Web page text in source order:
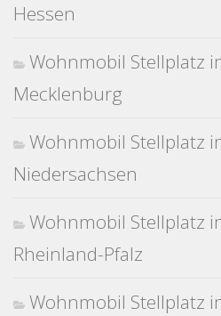
Hessen
Wohnmobil Stellplatz
Mecklenburg
Wohnmobil Stellplatz
Niedersachsen
Wohnmobil Stellplatz
Rheinland-Pfalz
Wohnmobil Stellplatz